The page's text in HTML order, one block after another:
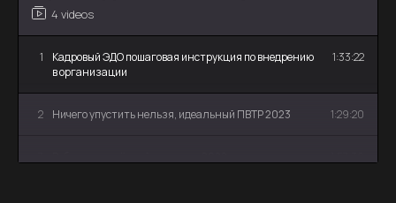
4 videos
1
Кадровый ЭДО пошаговая инструкция по внедрению
в организации
1:33:22
2 Ничего упустить нельзя, идеальный ПВТР 2023 1:29:20